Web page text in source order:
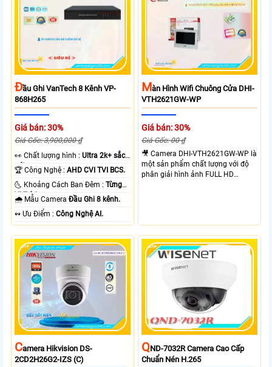
ĐẦu Ghi VanTech 8 Kênh VP-
868H265
Giá bán: 30%
Giá Gốc: 3,900,000 ₫
️👀 Chất lượng hình :Ultra 2k+ sắc
nét .
🏆 Công Nghệ :AHD CVI TVI BCS.
🌜 Khoảng Cách Ban Đêm :Từng
Vị Trí Camera .
🌧️ Mẫu CameraĐầu Ghi 8 kênh.
️↭ Ưu Điểm :Công Nghệ AI.
MÀn Hình Wifi Chuông Cửa DHI-
VTH2621GW-WP
Giá bán: 30%
Giá Gốc: 00 ₫
🎥 Camera DHI-VTH2621GW-WP là
một sản phẩm chất lượng với độ
phân giải hình ảnh FULL HD
chuyên dụng của camera này là
cung cấp hình ảnh rõ ràng hơn dù
ở bất kỳ vị trí lắp đặt nào. Ngoài ra,
sản phẩm còn tích hợp màn hình
chuông cửa chắc chắn, thu âm và
cho người dùng.
CAmera Hikvision DS-
2CD2H26G2-IZS (C)
QND-7032R Camera Cao Cấp
Chuẩn Nén H.265